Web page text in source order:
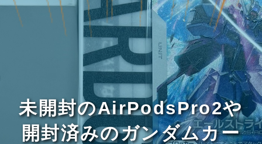
未開封のAirPodsPro2や
開封済みのガンダムカー